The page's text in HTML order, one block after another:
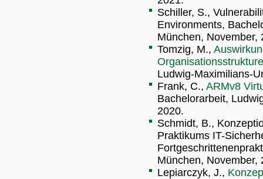
Schiller, S.,
Environments,
München, November,
Tomzig, M.,
Ludwig-Maximilians-
Frank, C.,ARMv8
Bachelorarbeit,
2020.
Schmidt, B.,
Praktikums IT-
München, November,
Lepiarczyk, J.,